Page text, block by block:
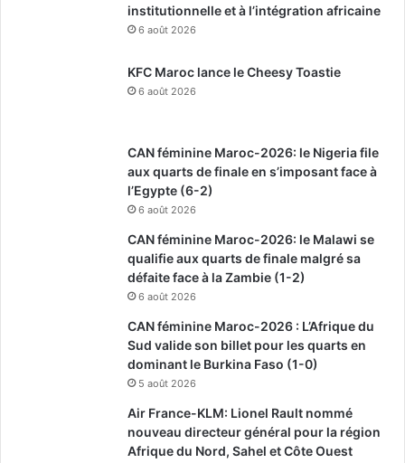
institutionnelle et à l’intégration africaine
6 août 2026
KFC Maroc lance le Cheesy Toastie
6 août 2026
CAN féminine Maroc-2026: le Nigeria file
aux quarts de finale en s’imposant face à
l’Egypte (6-2)
6 août 2026
CAN féminine Maroc-2026: le Malawi se
qualifie aux quarts de finale malgré sa
défaite face à la Zambie (1-2)
6 août 2026
CAN féminine Maroc-2026 : L’Afrique du
Sud valide son billet pour les quarts en
dominant le Burkina Faso (1-0)
5 août 2026
Air France-KLM: Lionel Rault nommé
nouveau directeur général pour la région
Afrique du Nord, Sahel et Côte Ouest